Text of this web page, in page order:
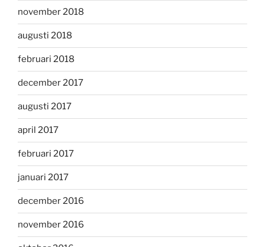
november 2018
augusti 2018
februari 2018
december 2017
augusti 2017
april 2017
februari 2017
januari 2017
december 2016
november 2016